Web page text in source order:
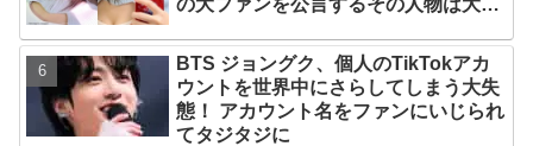
の大ファンを公言するその人物は大よ
と話題沸騰
BTS ジョングク、個人のTikTokアカ
ウントを世界中にさらしてしまう大失
態！ アカウント名をファンにいじられ
てタジタジに